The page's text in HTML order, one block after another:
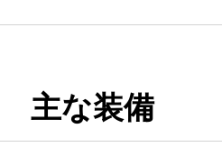
主な装備